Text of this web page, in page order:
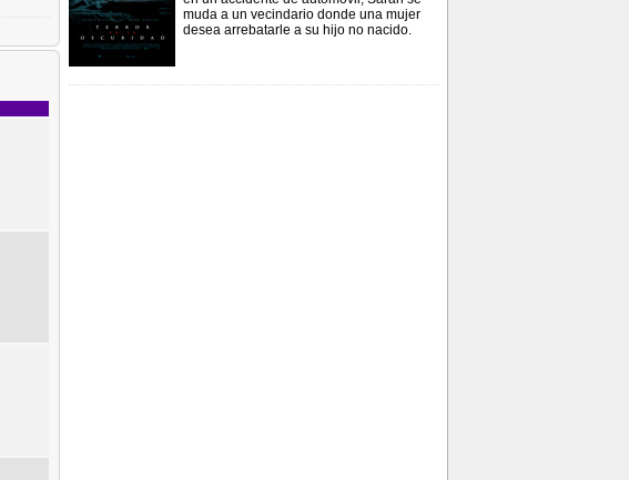
muda a un vecindario donde una mujer
desea arrebatarle a su hijo no nacido.